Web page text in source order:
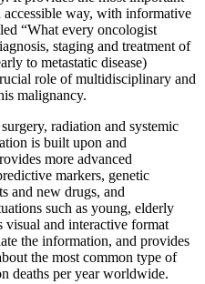
way, with informative
“What every oncologist
staging and treatment of
to metastatic disease)
role of multidisciplinary and
malignancy.
radiation and systemic
is built upon and
more advanced
markers, genetic
and new drugs, and
such as young, elderly
visual and interactive format
the information, and provides
the most common type of
deaths per year worldwide.